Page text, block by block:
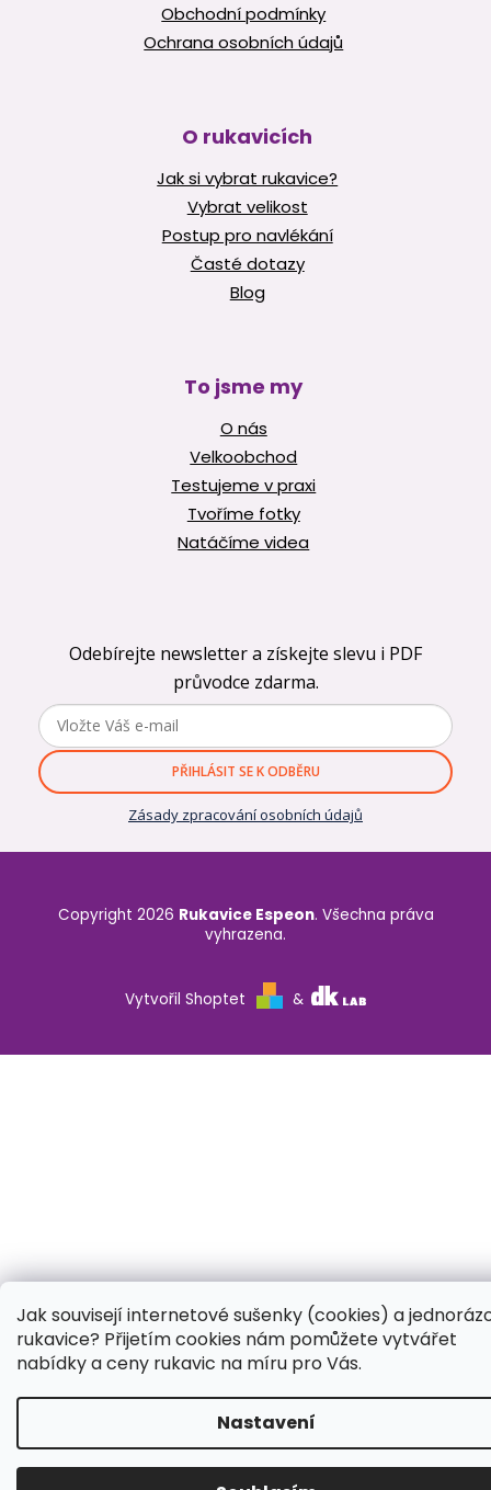
Jak souvisejí internetové sušenky (cookies) a
rukavice? Přijetím cookies nám pomůžete vytvářet
nabídky a ceny rukavic na míru pro Vás.
Nastavení
Obchodní podmínky
Ochrana osobních údajů
O rukavicích
Jak si vybrat rukavice?
Vybrat velikost
Postup pro navlékání
Časté dotazy
Blog
To jsme my
O nás
Velkoobchod
Testujeme v praxi
Tvoříme fotky
Natáčíme videa
Odebírejte newsletter a získejte slevu i PDF
průvodce zdarma.
PŘIHLÁSIT SE K ODBĚRU
Zásady zpracování osobních údajů
Vytvořil Shoptet &
Copyright 2026 Rukavice Espeon. Všechna práva
vyhrazena.